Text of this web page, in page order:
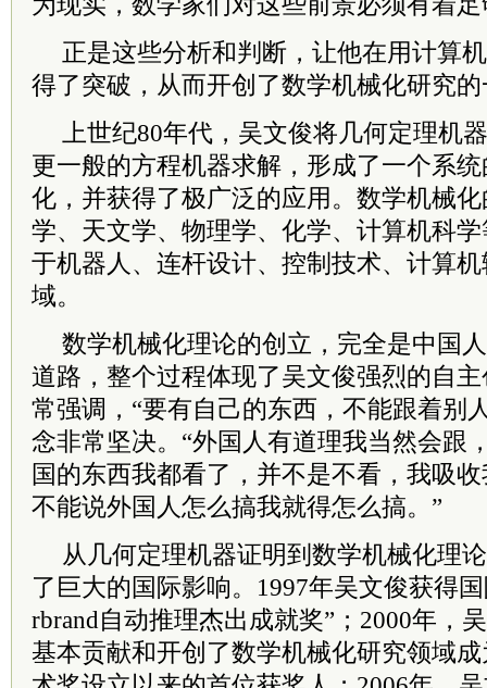
正是这些分析和判断，让他在用计算
得了突破，从而开创了数学机械化研究
上世纪80年代，吴文俊将几何定理机
更一般的方程机器求解，形成了一个系
化，并获得了极广泛的应用。数学机械
学、天文学、物理学、化学、计算机科
于机器人、连杆设计、控制技术、计算
域。
数学机械化理论的创立，完全是中国
道路，整个过程体现了吴文俊强烈的自
常强调，“要有自己的东西，不能跟着别
念非常坚决。“外国人有道理我当然会跟
国的东西我都看了，并不是不看，我吸
不能说外国人怎么搞我就得怎么搞。”
从几何定理机器证明到数学机械化理
了巨大的国际影响。1997年吴文俊获得
rbrand自动推理杰出成就奖”；2000年，
基本贡献和开创了数学机械化研究领域